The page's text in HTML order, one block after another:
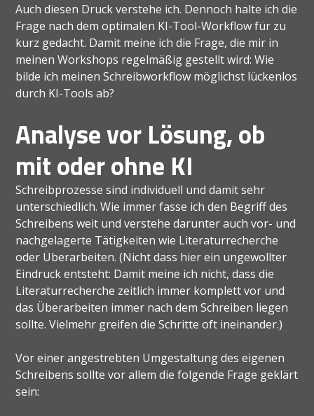
Auch diesen Druck verstehe ich. Dennoch halte ich die
Frage nach dem optimalen KI-Tool-Workflow für zu
kurz gedacht. Damit meine ich die Frage, die mir in
meinen Workshops regelmäßig gestellt wird: Wie
bilde ich meinen Schreibworkflow möglichst lückenlos
durch KI-Tools ab?
Analyse vor Lösung, ob
mit oder ohne KI
Schreibprozesse sind individuell und damit sehr
unterschiedlich. Wie immer fasse ich den Begriff des
Schreibens weit und verstehe darunter auch vor- und
nachgelagerte Tätigkeiten wie Literaturrecherche
oder Überarbeiten. (Nicht dass hier ein ungewollter
Eindruck entsteht: Damit meine ich nicht, dass die
Literaturrecherche zeitlich immer komplett vor und
das Überarbeiten immer nach dem Schreiben liegen
sollte. Vielmehr greifen die Schritte oft ineinander.)
Vor einer angestrebten Umgestaltung des eigenen
Schreibens sollte vor allem die folgende Frage geklärt
sein: